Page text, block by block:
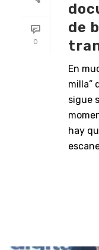
0
de
En
milla”
sigue
hay